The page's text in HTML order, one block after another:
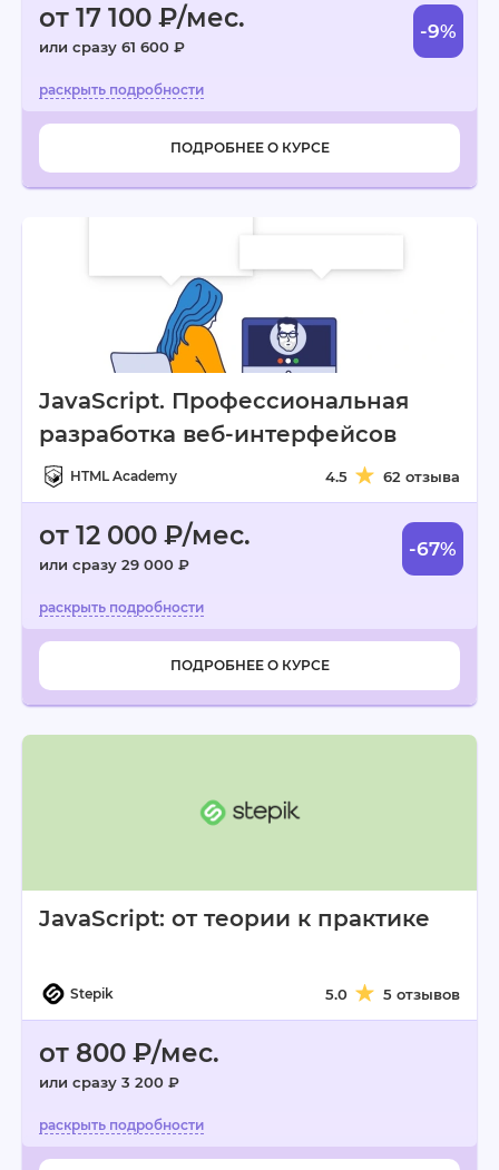
от 17 100 ₽/мес.
или сразу 61 600 ₽
-9%
ПОДРОБНЕЕ О КУРСЕ
JavaScript. Профессиональная
разработка веб-интерфейсов
HTML Academy 4.5 62 отзыва
от 12 000 ₽/мес.
или сразу 29 000 ₽
-67%
ПОДРОБНЕЕ О КУРСЕ
JavaScript: от теории к практике
Stepik 5.0 5 отзывов
от 800 ₽/мес.
или сразу 3 200 ₽